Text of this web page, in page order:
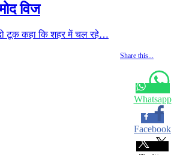
विज
टूक कहा कि शहर में चल रहे…
Share this...
Whatsapp
Facebook